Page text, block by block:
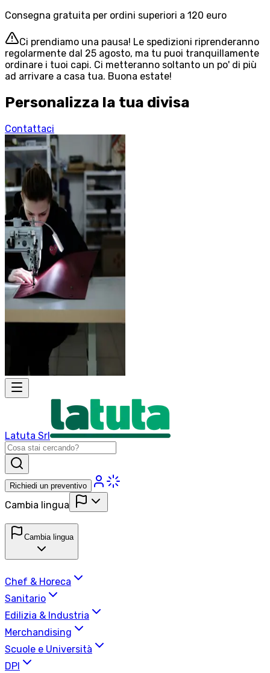
Consegna gratuita per ordini superiori a 120 euro
Ci prendiamo una pausa! Le spedizioni riprenderanno
regolarmente dal 25 agosto, ma tu puoi tranquillamente
ordinare i tuoi capi. Ci metteranno soltanto un po' di più
ad arrivare a casa tua. Buona estate!
Personalizza la tua divisa
Contattaci
Latuta Srl
Richiedi un preventivo
Cambia lingua
Cambia lingua
Chef & Horeca
Sanitario
Edilizia & Industria
Merchandising
Scuole e Università
DPI